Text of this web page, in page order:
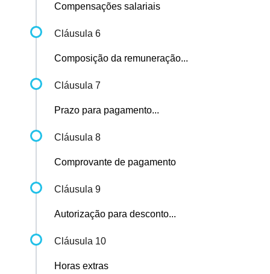
Compensações salariais
Cláusula 6
Composição da remuneração...
Cláusula 7
Prazo para pagamento...
Cláusula 8
Comprovante de pagamento
Cláusula 9
Autorização para desconto...
Cláusula 10
Horas extras